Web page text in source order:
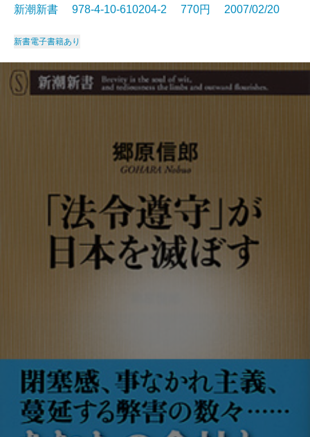
新潮新書 978-4-10-610204-2 770円 2007/02/20
新書電子書籍あり